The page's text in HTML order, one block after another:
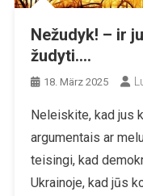
Nežudyk! – ir
žudyti….
18. März 2025
Neleiskite, kad jus
argumentais ar
teisingi, kad
Ukrainoje, kad jūs